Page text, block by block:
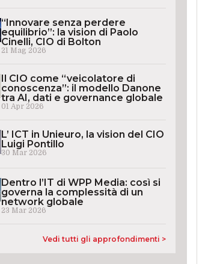
“Innovare senza perdere
equilibrio”: la vision di Paolo
Cinelli, CIO di Bolton
21 Mag 2026
Il CIO come “veicolatore di
conoscenza”: il modello Danone
tra AI, dati e governance globale
01 Apr 2026
L’ ICT in Unieuro, la vision del CIO
Luigi Pontillo
30 Mar 2026
Dentro l’IT di WPP Media: così si
governa la complessità di un
network globale
23 Mar 2026
Vedi tutti gli approfondimenti >